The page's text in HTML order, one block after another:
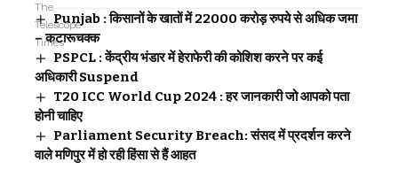
Punjab : किसानों के खातों में 22000 करोड़ रुपये से अधिक जमा
– कटारूचक्क
PSPCL : केंद्रीय भंडार में हेराफेरी की कोशिश करने पर कई
अधिकारी Suspend
T20 ICC World Cup 2024 : हर जानकारी जो आपको पता
होनी चाहिए
Parliament Security Breach: संसद में प्रदर्शन करने
वाले मणिपुर में हो रही हिंसा से हैं आहत